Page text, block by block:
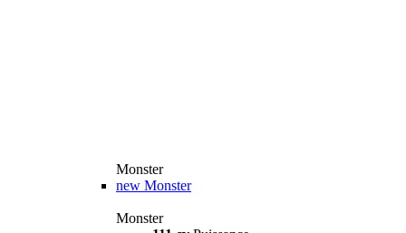
Monster
new Monster
Monster